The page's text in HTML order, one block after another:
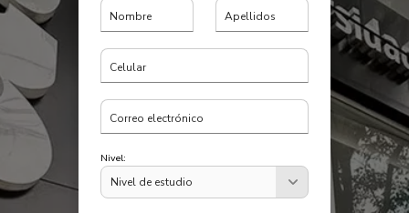
Nombre Apellidos
Celular
Correo electrónico
Nivel: